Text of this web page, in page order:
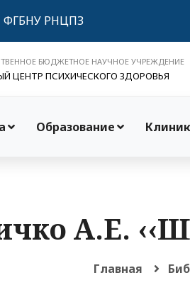
РНЦПЗ
БЮДЖЕТНОЕ НАУЧНОЕ УЧРЕЖДЕНИЕ
ЦЕНТР ПСИХИЧЕСКОГО ЗДОРОВЬЯ
Образование
А.Е.
Главная